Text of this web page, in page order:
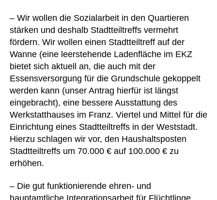
– Wir wollen die Sozialarbeit in den Quartieren
stärken und deshalb Stadtteiltreffs vermehrt
fördern. Wir wollen einen Stadtteiltreff auf der
Wanne (eine leerstehende Ladenfläche im EKZ
bietet sich aktuell an, die auch mit der
Essensversorgung für die Grundschule gekoppelt
werden kann (unser Antrag hierfür ist längst
eingebracht), eine bessere Ausstattung des
Werkstatthauses im Franz. Viertel und Mittel für die
Einrichtung eines Stadtteiltreffs in der Weststadt.
Hierzu schlagen wir vor, den Haushaltsposten
Stadtteiltreffs um 70.000 € auf 100.000 € zu
erhöhen.
– Die gut funktionierende ehren- und
hauptamtliche Integrationsarbeit für Flüchtlinge